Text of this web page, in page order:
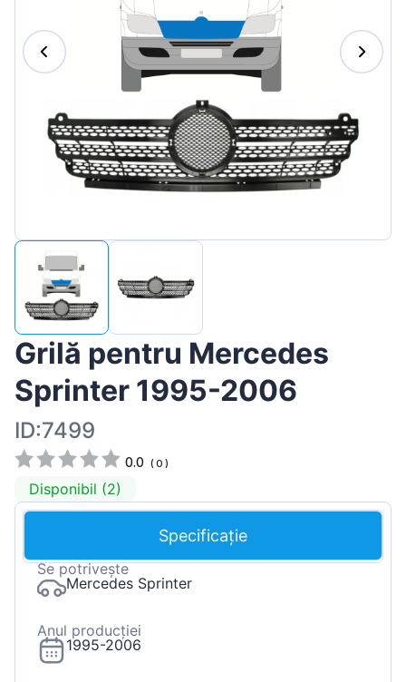
Lietuvių
Português
Slovenian
Latvian
Slovenčina
Grilă pentru Mercedes
Sprinter 1995-2006
ID:7499
0.0 (0 )
Disponibil (2)
Specificație
Se potrivește
Mercedes Sprinter
Anul producției
1995-2006